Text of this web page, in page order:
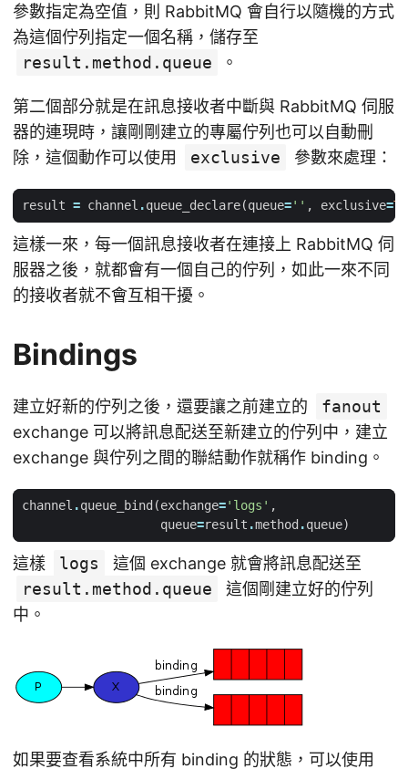
參數指定為空值，則 RabbitMQ 會自行以隨機的方式
為這個佇列指定一個名稱，儲存至
result.method.queue
。
第二個部分就是在訊息接收者中斷與 RabbitMQ 伺服
器的連現時，讓剛剛建立的專屬佇列也可以自動刪
除，這個動作可以使用
exclusive 參數來處理：
result = channel .queue_declare(queue='' , exclusive=
這樣一來，每一個訊息接收者在連接上 RabbitMQ 伺
服器之後，就都會有一個自己的佇列，如此一來不同
的接收者就不會互相干擾。
Bindings
建立好新的佇列之後，還要讓之前建立的
fanout
exchange 可以將訊息配送至新建立的佇列中，建立
exchange 與佇列之間的聯結動作就稱作 binding。
channel .queue_bind (exchange='logs' ,
queue=result .method .queue)
這樣 logs
這個 exchange 就會將訊息配送至
result.method.queue
這個剛建立好的佇列
中。
如果要查看系統中所有 binding 的狀態，可以使用